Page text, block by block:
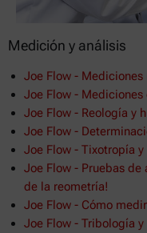
Medición y análisis
Joe Flow - Mediciones
Joe Flow -
Joe Flow - Reología y
Joe Flow -
Joe Flow - Tixotropía
Joe Flow - Pruebas de
de la reometría!
Joe Flow - Cómo
Joe Flow - Tribología